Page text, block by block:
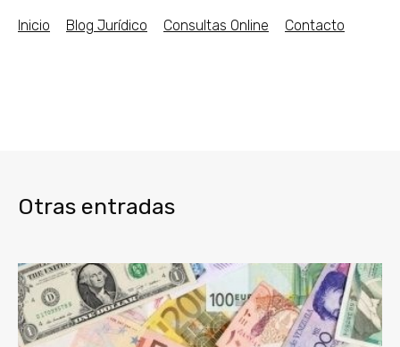
Inicio Blog Jurídico Consultas Online Contacto
Otras entradas